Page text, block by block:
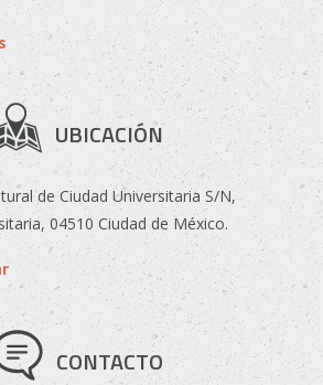
UBICACIÓN
de Ciudad Universitaria S/N,
04510 Ciudad de México.
CONTACTO